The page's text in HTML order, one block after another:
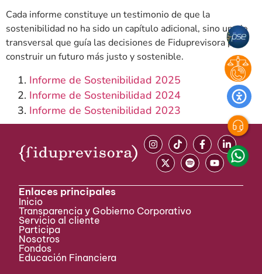
Cada informe constituye un testimonio de que la
sostenibilidad no ha sido un capítulo adicional, sino un eje
transversal que guía las decisiones de Fiduprevisora para
construir un futuro más justo y sostenible.
Informe de Sostenibilidad 2025
Informe de Sostenibilidad 2024
Informe de Sostenibilidad 2023
Enlaces principales
Inicio
Transparencia y Gobierno Corporativo
Servicio al cliente
Participa ​
Nosotros
Fondos
Educación Financiera